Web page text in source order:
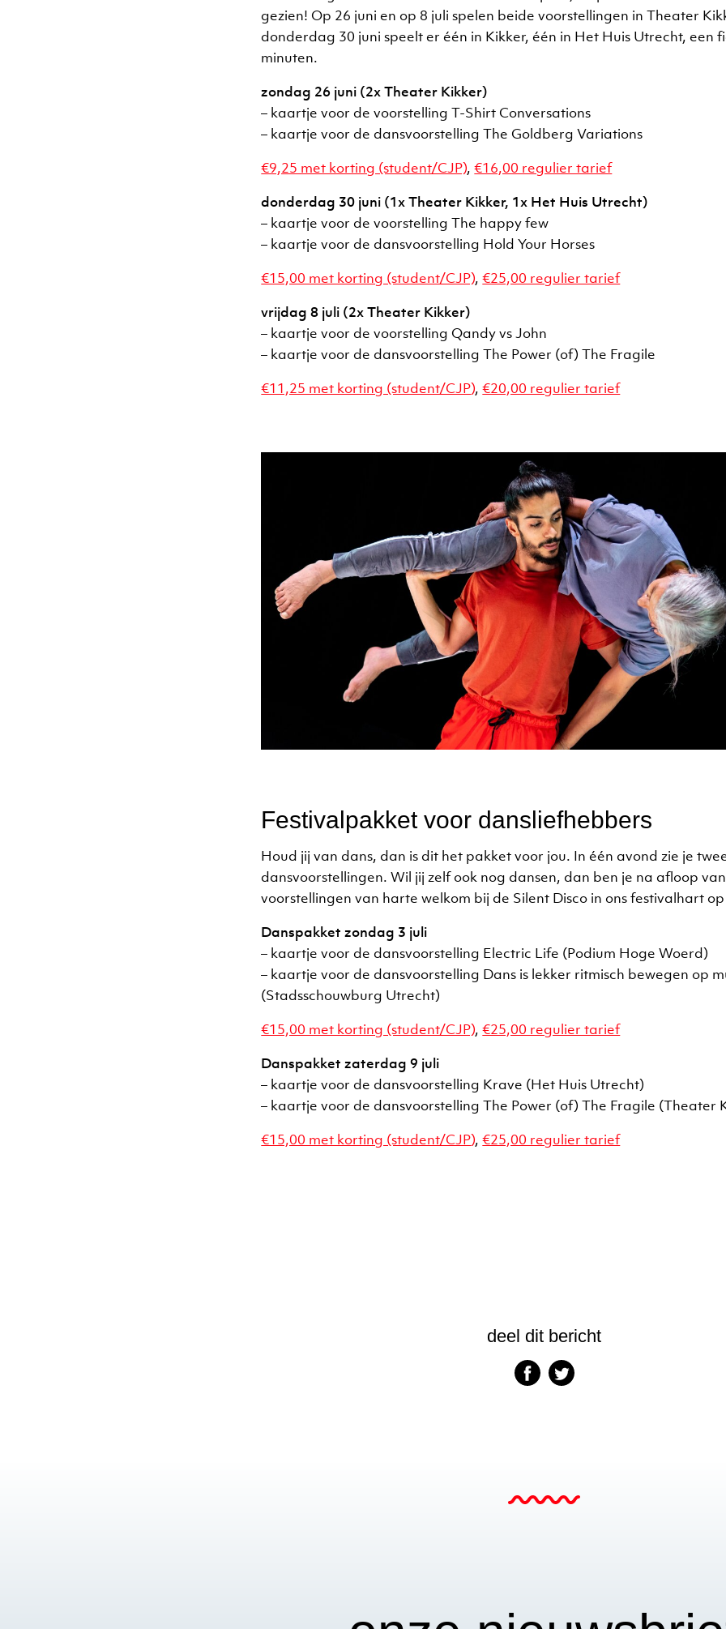
gezien! Op 26 juni en op 8 juli spelen beide voorstellingen in Theater
donderdag 30 juni speelt er één in Kikker, één in Het Huis Utrecht, een
minuten.
zondag 26 juni (2x Theater Kikker)
– kaartje voor de voorstelling T-Shirt Conversations
– kaartje voor de dansvoorstelling The Goldberg Variations
€9,25 met korting (student/CJP),€16,00 regulier tarief
donderdag 30 juni (1x Theater Kikker, 1x Het Huis Utrecht)
– kaartje voor de voorstelling The happy few
– kaartje voor de dansvoorstelling Hold Your Horses
€15,00 met korting (student/CJP),€25,00 regulier tarief
vrijdag 8 juli (2x Theater Kikker)
– kaartje voor de voorstelling Qandy vs John
– kaartje voor de dansvoorstelling The Power (of) The Fragile
€11,25 met korting (student/CJP),€20,00 regulier tarief
Festivalpakket voor dansliefhebbers
Houd jij van dans, dan is dit het pakket voor jou. In één avond zie je
dansvoorstellingen. Wil jij zelf ook nog dansen, dan ben je na afloop
voorstellingen van harte welkom bij de Silent Disco in ons festivalhart
Danspakket zondag 3 juli
– kaartje voor de dansvoorstelling Electric Life (Podium Hoge Woerd)
– kaartje voor de dansvoorstelling Dans is lekker ritmisch bewegen op
(Stadsschouwburg Utrecht)
€15,00 met korting (student/CJP),€25,00 regulier tarief
Danspakket zaterdag 9 juli
– kaartje voor de dansvoorstelling Krave (Het Huis Utrecht)
– kaartje voor de dansvoorstelling The Power (of) The Fragile (Theater
€15,00 met korting (student/CJP),€25,00 regulier tarief
deel dit bericht